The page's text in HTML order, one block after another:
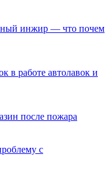
инжир — что почем
в работе автолавок и
после пожара
с